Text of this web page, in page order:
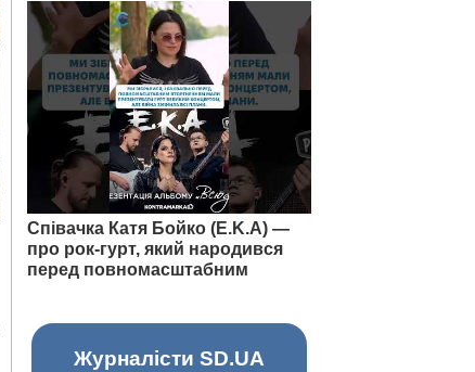
Співачка Катя Бойко (E.K.A) —
про рок-гурт, який народився
перед повномасштабним
Журналісти SD.UA